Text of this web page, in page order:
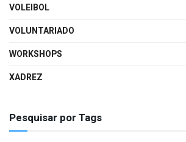
VOLEIBOL
VOLUNTARIADO
WORKSHOPS
XADREZ
Pesquisar por Tags